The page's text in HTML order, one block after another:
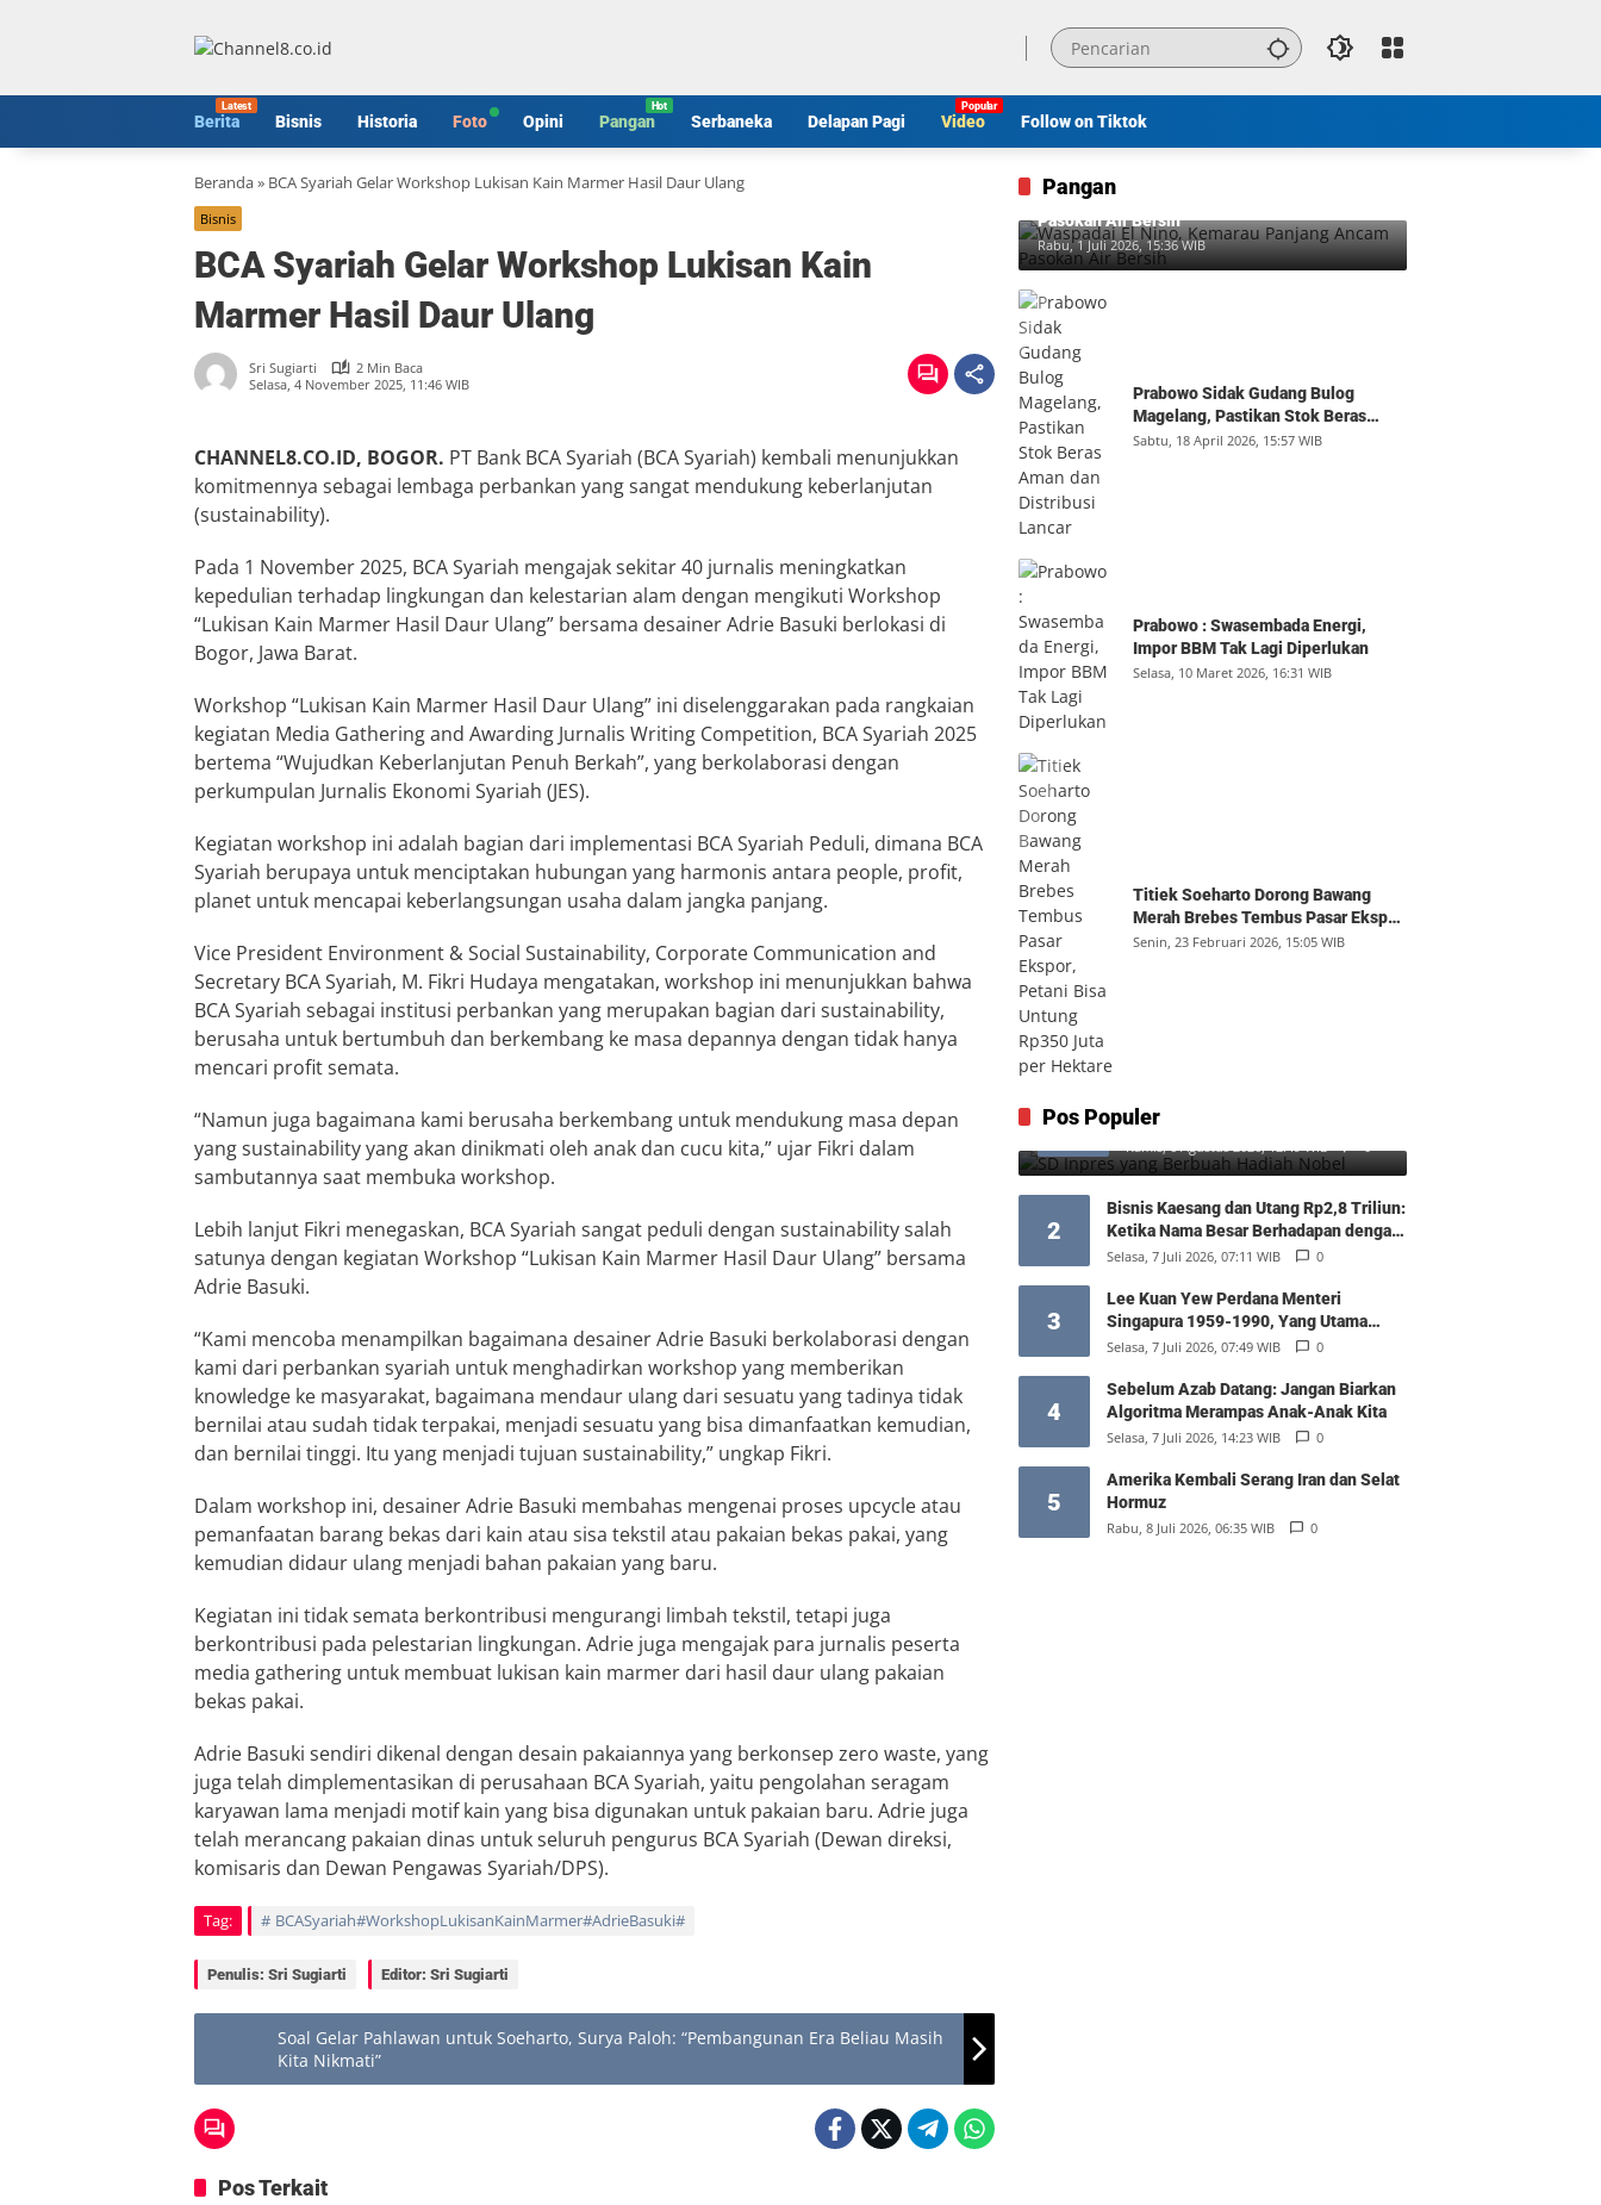
Berita Bisnis Historia Foto Opini Pangan Serbaneka Delapan Pagi Video Follow on Tiktok
Beranda» BCA Syariah Gelar Workshop Lukisan Kain Marmer Hasil Daur Ulang
Bisnis
BCA Syariah Gelar Workshop Lukisan Kain
Marmer Hasil Daur Ulang
Sri Sugiarti
2 Min Baca
Selasa, 4 November 2025, 11:46 WIB
CHANNEL8.CO.ID, BOGOR. PT Bank BCA Syariah (BCA Syariah) kembali menunjukkan
komitmennya sebagai lembaga perbankan yang sangat mendukung keberlanjutan
(sustainability).
Pada 1 November 2025, BCA Syariah mengajak sekitar 40 jurnalis meningkatkan
kepedulian terhadap lingkungan dan kelestarian alam dengan mengikuti Workshop
“Lukisan Kain Marmer Hasil Daur Ulang” bersama desainer Adrie Basuki berlokasi di
Bogor, Jawa Barat.
Workshop “Lukisan Kain Marmer Hasil Daur Ulang” ini diselenggarakan pada rangkaian
kegiatan Media Gathering and Awarding Jurnalis Writing Competition, BCA Syariah 2025
bertema “Wujudkan Keberlanjutan Penuh Berkah”, yang berkolaborasi dengan
perkumpulan Jurnalis Ekonomi Syariah (JES).
Kegiatan workshop ini adalah bagian dari implementasi BCA Syariah Peduli, dimana BCA
Syariah berupaya untuk menciptakan hubungan yang harmonis antara people, profit,
planet untuk mencapai keberlangsungan usaha dalam jangka panjang.
Vice President Environment & Social Sustainability, Corporate Communication and
Secretary BCA Syariah, M. Fikri Hudaya mengatakan, workshop ini menunjukkan bahwa
BCA Syariah sebagai institusi perbankan yang merupakan bagian dari sustainability,
berusaha untuk bertumbuh dan berkembang ke masa depannya dengan tidak hanya
mencari profit semata.
“Namun juga bagaimana kami berusaha berkembang untuk mendukung masa depan
yang sustainability yang akan dinikmati oleh anak dan cucu kita,” ujar Fikri dalam
sambutannya saat membuka workshop.
Lebih lanjut Fikri menegaskan, BCA Syariah sangat peduli dengan sustainability salah
satunya dengan kegiatan Workshop “Lukisan Kain Marmer Hasil Daur Ulang” bersama
Adrie Basuki.
“Kami mencoba menampilkan bagaimana desainer Adrie Basuki berkolaborasi dengan
kami dari perbankan syariah untuk menghadirkan workshop yang memberikan
knowledge ke masyarakat, bagaimana mendaur ulang dari sesuatu yang tadinya tidak
bernilai atau sudah tidak terpakai, menjadi sesuatu yang bisa dimanfaatkan kemudian,
dan bernilai tinggi. Itu yang menjadi tujuan sustainability,” ungkap Fikri.
Dalam workshop ini, desainer Adrie Basuki membahas mengenai proses upcycle atau
pemanfaatan barang bekas dari kain atau sisa tekstil atau pakaian bekas pakai, yang
kemudian didaur ulang menjadi bahan pakaian yang baru.
Kegiatan ini tidak semata berkontribusi mengurangi limbah tekstil, tetapi juga
berkontribusi pada pelestarian lingkungan. Adrie juga mengajak para jurnalis peserta
media gathering untuk membuat lukisan kain marmer dari hasil daur ulang pakaian
bekas pakai.
Adrie Basuki sendiri dikenal dengan desain pakaiannya yang berkonsep zero waste, yang
juga telah dimplementasikan di perusahaan BCA Syariah, yaitu pengolahan seragam
karyawan lama menjadi motif kain yang bisa digunakan untuk pakaian baru. Adrie juga
telah merancang pakaian dinas untuk seluruh pengurus BCA Syariah (Dewan direksi,
komisaris dan Dewan Pengawas Syariah/DPS).
Tag: BCASyariah#WorkshopLukisanKainMarmer#AdrieBasuki#
Penulis: Sri Sugiarti Editor: Sri Sugiarti
Soal Gelar Pahlawan untuk Soeharto, Surya Paloh: “Pembangunan Era Beliau Masih
Kita Nikmati”
Pos Terkait
Berita
Pangan
Waspadai El Nino, Kemarau Panjang Ancam
Pasokan Air Bersih
Rabu, 1 Juli 2026, 15:36 WIB
Prabowo Sidak Gudang Bulog
Magelang, Pastikan Stok Beras
Aman dan Distribusi Lancar
Sabtu, 18 April 2026, 15:57 WIB
Prabowo : Swasembada Energi,
Impor BBM Tak Lagi Diperlukan
Selasa, 10 Maret 2026, 16:31 WIB
Titiek Soeharto Dorong Bawang
Merah Brebes Tembus Pasar Ekspor,
Petani Bisa Untung Rp350 Juta per
Senin, 23 Februari 2026, 15:05 WIB
Pos Populer
1
Nobel
Kamis, 6 Agustus 2026, 12:49 WIB 0
2
Bisnis Kaesang dan Utang Rp2,8 Triliun:
Ketika Nama Besar Berhadapan dengan
Hukum Pasar
Selasa, 7 Juli 2026, 07:11 WIB 0
3
Lee Kuan Yew Perdana Menteri
Singapura 1959-1990, Yang Utama
Diantara Yang Sederajat
Selasa, 7 Juli 2026, 07:49 WIB 0
4
Sebelum Azab Datang: Jangan Biarkan
Algoritma Merampas Anak-Anak Kita
Selasa, 7 Juli 2026, 14:23 WIB 0
5
Amerika Kembali Serang Iran dan Selat
Hormuz
Rabu, 8 Juli 2026, 06:35 WIB 0